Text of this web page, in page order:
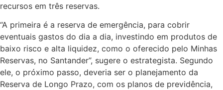
recursos em três reservas.
“A primeira é a reserva de emergência, para cobrir
eventuais gastos do dia a dia, investindo em produtos de
baixo risco e alta liquidez, como o oferecido pelo Minhas
Reservas, no Santander”, sugere o estrategista. Segundo
ele, o próximo passo, deveria ser o planejamento da
Reserva de Longo Prazo, com os planos de previdência,